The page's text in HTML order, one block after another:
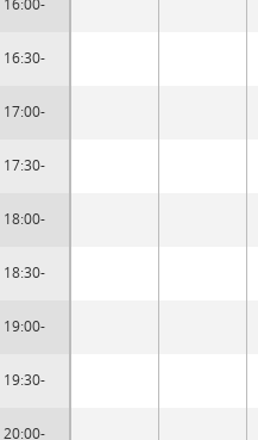
16:00-
16:30-
17:00-
17:30-
18:00-
18:30-
19:00-
19:30-
20:00-